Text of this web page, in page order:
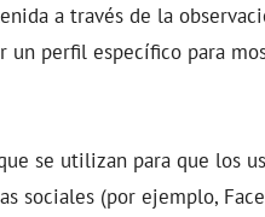
a través de la
un perfil específico para
se utilizan para que los
sociales (por ejemplo,